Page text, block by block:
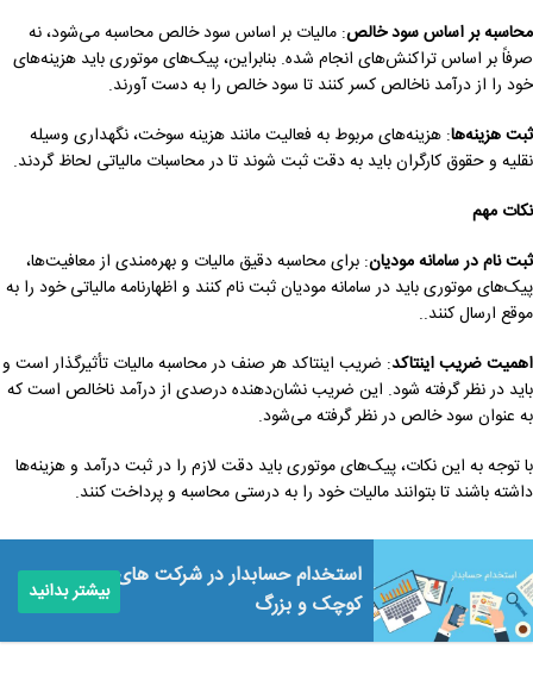
محاسبه بر اساس سود خالص: مالیات بر اساس سود خالص محاسبه می‌شود، نه
صرفاً بر اساس تراکنش‌های انجام شده. بنابراین، پیک‌های موتوری باید هزینه‌های
خود را از درآمد ناخالص کسر کنند تا سود خالص را به دست آورند.
ثبت هزینه‌ها: هزینه‌های مربوط به فعالیت مانند هزینه سوخت، نگهداری وسیله
نقلیه و حقوق کارگران باید به دقت ثبت شوند تا در محاسبات مالیاتی لحاظ گردند.
نکات مهم
ثبت نام در سامانه مودیان: برای محاسبه دقیق مالیات و بهره‌مندی از معافیت‌ها،
پیک‌های موتوری باید در سامانه مودیان ثبت نام کنند و اظهارنامه مالیاتی خود را به
موقع ارسال کنند..
اهمیت ضریب اینتاکد: ضریب اینتاکد هر صنف در محاسبه مالیات تأثیرگذار است و
باید در نظر گرفته شود. این ضریب نشان‌دهنده درصدی از درآمد ناخالص است که
به عنوان سود خالص در نظر گرفته می‌شود.
با توجه به این نکات، پیک‌های موتوری باید دقت لازم را در ثبت درآمد و هزینه‌ها
داشته باشند تا بتوانند مالیات خود را به درستی محاسبه و پرداخت کنند.
استخدام حسابدار در شرکت‌ های
کوچک و بزرگ
بیشتر بدانید